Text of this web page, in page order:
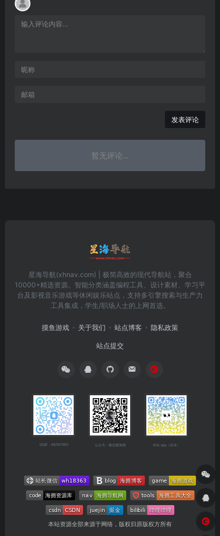
发表评论
暂无评论...
星海导航(xhnav.com) | 极简高效的现代导航站，聚合
10000+精选资源。智能分类涵盖编程工具、设计素材、学习平
台及影视音乐游戏等休闲娱乐站点，支持多引擎搜索与生产力
工具集成，学生/职场人士的上网首选。
摸鱼游戏 关于我们 站点博客 隐私政策
站点提交
QQ群：682921902 公众号：微信搜海拥 本站 app（安卓）
本站资源全部来源于网络，版权归原版权方所有